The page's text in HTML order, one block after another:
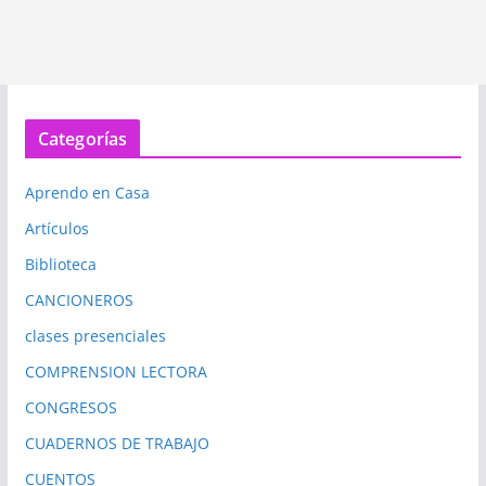
Categorías
Aprendo en Casa
Artículos
Biblioteca
CANCIONEROS
clases presenciales
COMPRENSION LECTORA
CONGRESOS
CUADERNOS DE TRABAJO
CUENTOS